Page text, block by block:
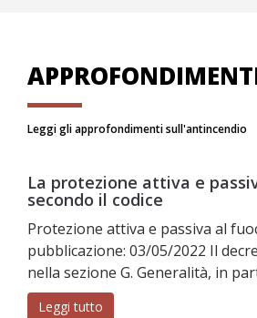
Leggi gli approfondimenti sull'antincendio
La protezione attiva e
secondo il codice
Protezione attiva e passiva al
pubblicazione: 03/05/2022 Il
nella sezione G. Generalità, in
Leggi tutto